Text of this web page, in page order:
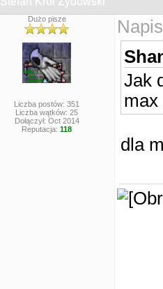
Dużo pisze
Liczba postów: 351
Liczba wątków: 25
Dołączył: Oct 2014
Reputacja: 118
Jak
max
dla